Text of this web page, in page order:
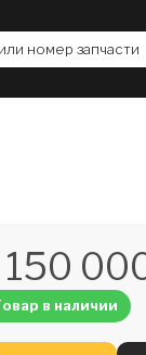
номер запчасти
150
в наличии